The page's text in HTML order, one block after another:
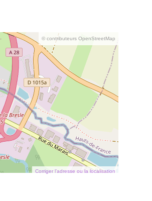
© contributeurs OpenStreetMap
Corriger l’adresse ou la localisation